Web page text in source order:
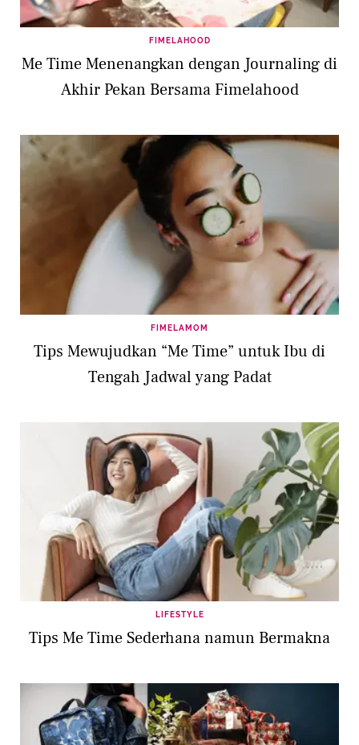
FIMELAHOOD
Me Time Menenangkan dengan Journaling di
Akhir Pekan Bersama Fimelahood
FIMELAMOM
Tips Mewujudkan “Me Time” untuk Ibu di
Tengah Jadwal yang Padat
LIFESTYLE
Tips Me Time Sederhana namun Bermakna